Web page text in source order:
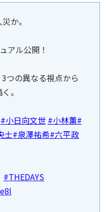
か。
アル公開！
つの異なる視点から
。
#小日向文世 #小林薫#
士#泉澤祐希#六平政
#THEDAYS